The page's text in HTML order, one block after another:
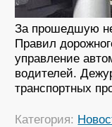
За прошедшую
Правил
управление
водителей.
транспортных
Категория: